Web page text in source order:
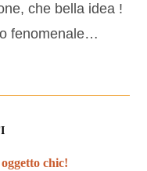
che bella idea !
fenomenale…
chic!